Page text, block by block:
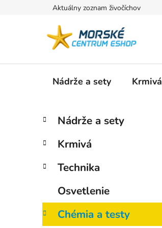
Aktuálny zoznam živočíchov
Nádrže a sety Krmivá
B
č
ý
n
e
Preskočiť
kategórie
K
a
e
ó
e
Nádrže a sety
Krmivá
Technika
Osvetlenie
Chémia a testy